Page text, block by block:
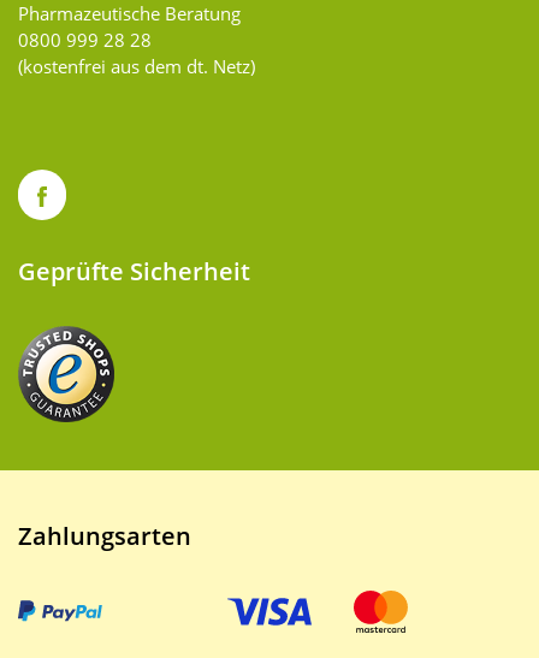
Pharmazeutische Beratung
0800 999 28 28
(kostenfrei aus dem dt. Netz)
Geprüfte Sicherheit
Zahlungsarten